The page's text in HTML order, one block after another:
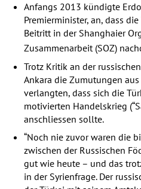
Anfangs 2013 kündigte
Premierminister, an, dass
Beitritt in der Shanghaier
Zusammenarbeit (SOZ)
Trotz Kritik an der
Ankara die Zumutungen aus
verlangten, dass sich die
motivierten Handelskrieg
anschliessen sollte.
“Noch nie zuvor waren die
zwischen der Russischen
gut wie heute – und das
in der Syrienfrage. Der